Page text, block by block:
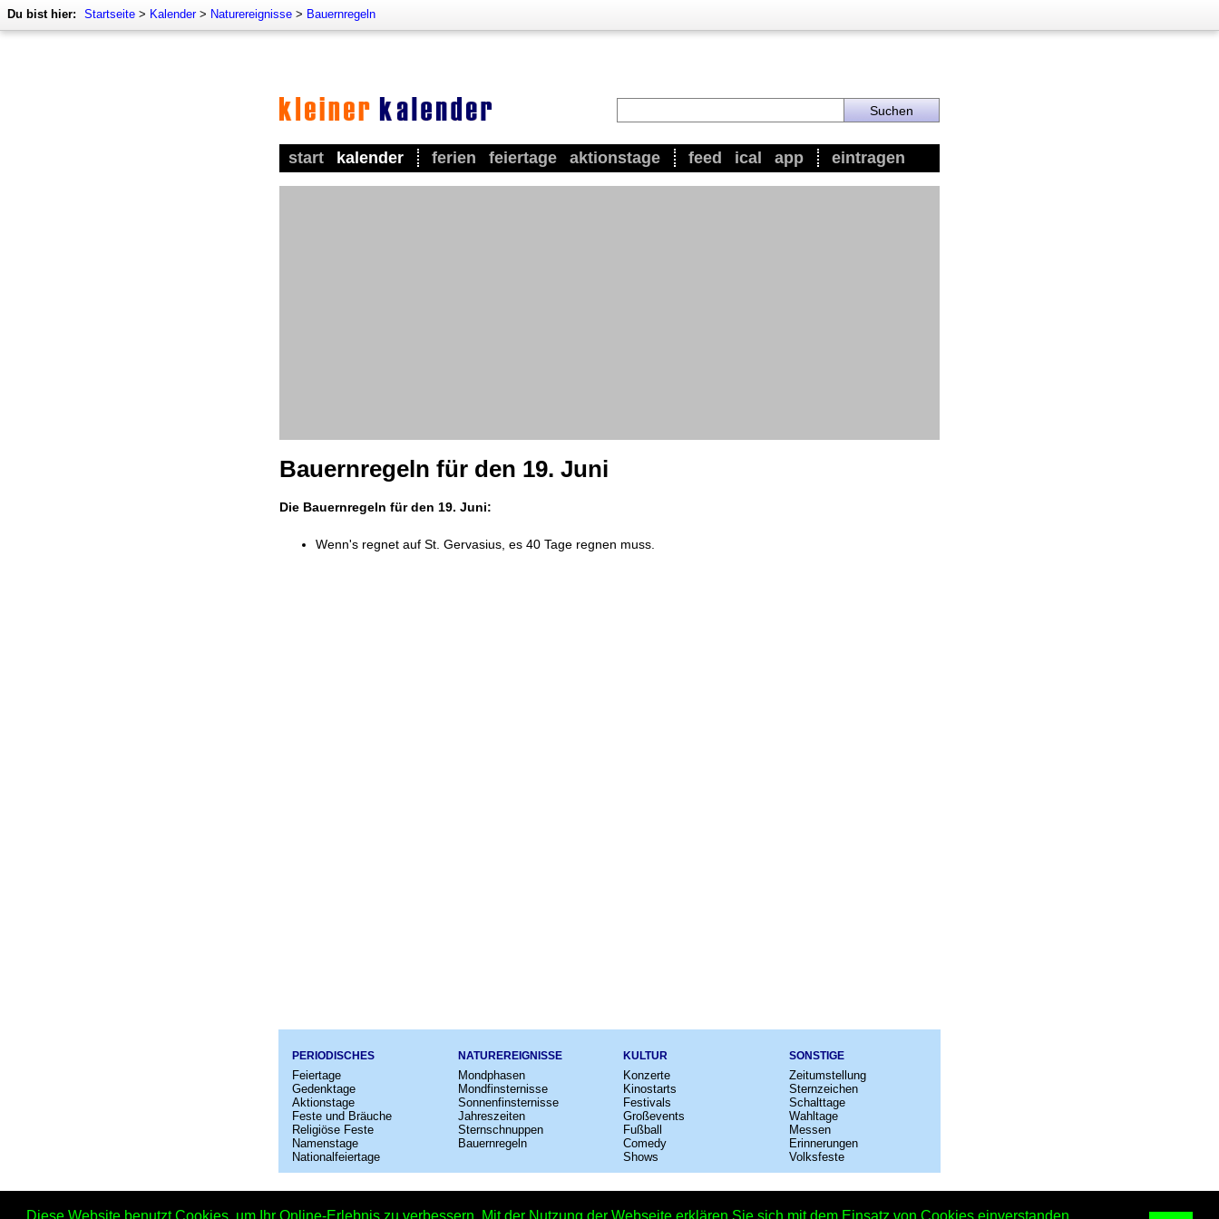
Diese Website benutzt Cookies, um Ihr Online-Erlebnis zu verbessern. Mit der Nutzung der Webseite erklären Sie sich mit dem Einsatz von Cookies einverstanden.
Du bist hier: Startseite > Kalender> Naturereignisse > Bauernregeln
start kalender ferien feiertage aktionstage feed ical app eintragen
Bauernregeln für den 19. Juni
Die Bauernregeln für den 19. Juni:
Wenn's regnet auf St. Gervasius, es 40 Tage regnen muss.
PERIODISCHES
Feiertage
Gedenktage
Aktionstage
Feste und Bräuche
Religiöse Feste
Namenstage
Nationalfeiertage
NATUREREIGNISSE
Mondphasen
Mondfinsternisse
Sonnenfinsternisse
Jahreszeiten
Sternschnuppen
Bauernregeln
KULTUR
Konzerte
Kinostarts
Festivals
Großevents
Fußball
Comedy
Shows
SONSTIGE
Zeitumstellung
Sternzeichen
Schalttage
Wahltage
Messen
Erinnerungen
Volksfeste